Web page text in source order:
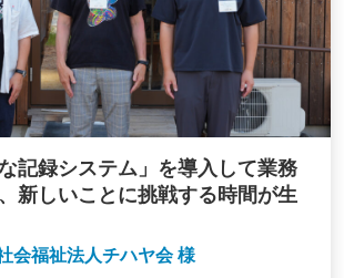
記録システム」を導入して業務
新しいことに挑戦する時間が生
会福祉法人チハヤ会 様